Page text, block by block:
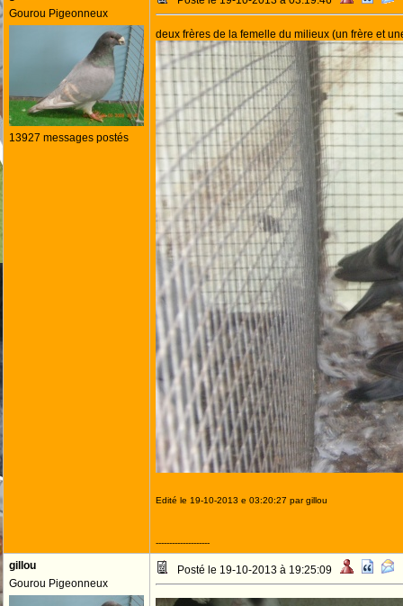
Gourou Pigeonneux
13927 messages postés
deux frères de la femelle du milieux (un frère et
Edité le 19-10-2013 e 03:20:27 par gillou
--------------------
gillou
Gourou Pigeonneux
Posté le 19-10-2013 à 19:25:09